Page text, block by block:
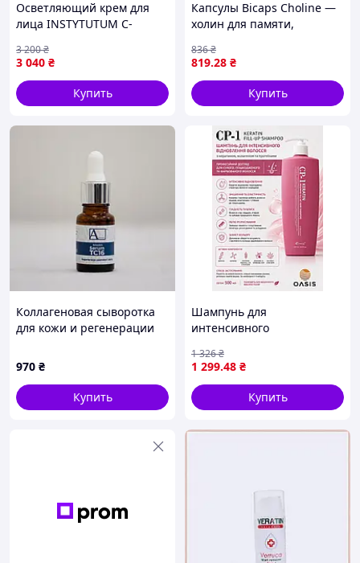
Осветляющий крем для
лица INSTYTUTUM C-
с витамином С и
гиалуроновой кислотой, 50
мл
3 040 ₴
3 200₴
Купить
Капсулы Bicaps Choline —
холин для памяти,
печени, 60 шт
819.28 ₴
836₴
Купить
Коллагеновая сыворотка
для кожи и регенерации
TC16
970 ₴
Купить
Шампунь для
интенсивного
Keratin Fill-Up Shampoo
500 мл с кератином,
коллагеном и протеинами
для сухого,
1 299.48 ₴
1 326₴
Купить